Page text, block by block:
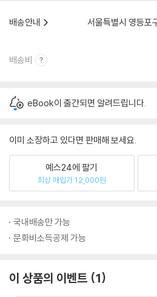
배송안내
서울특별시 영등포
배송비
eBook이 출간되면 알려드립니다.
이미 소장하고 있다면 판매해 보세요.
예스24에 팔기
최상 매입가 12,000원
국내배송만 가능
문화비소득공제 가능
이 상품의 이벤트 1